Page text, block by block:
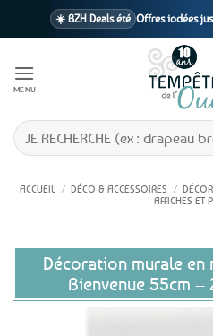
☀️ BZH Deals été Offres iodées
1 cadeau offertdès
En point relais dès
MENU
Recherche
pour :
ACCUEIL / DÉCO & ACCESSOIRES /
AFFICHES ET
Décoration murale
Bienvenue 55cm